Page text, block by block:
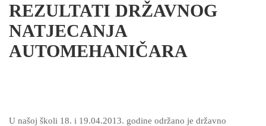
REZULTATI DRŽAVNOG
NATJECANJA
AUTOMEHANIČARA
U našoj školi 18. i 19.04.2013. godine održano je državno